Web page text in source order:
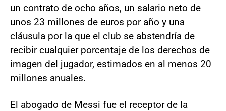
un contrato de ocho años, un salario neto de
unos 23 millones de euros por año y una
cláusula por la que el club se abstendría de
recibir cualquier porcentaje de los derechos de
imagen del jugador, estimados en al menos 20
millones anuales.
El abogado de Messi fue el receptor de la